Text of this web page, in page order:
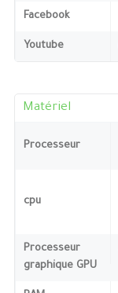
Facebook
Youtube
Matériel
Processeur
cpu
Processeur
graphique GPU